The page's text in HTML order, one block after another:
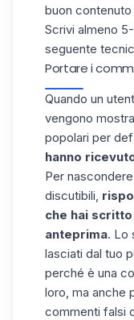
buon
Scrivi almeno
seguente
Portare i
Quando un
vengono
popolari per
hanno
Per
discutibili,
che hai
anteprima. Lo
lasciati dal tuo
perché è una
loro, ma anche
commenti falsi